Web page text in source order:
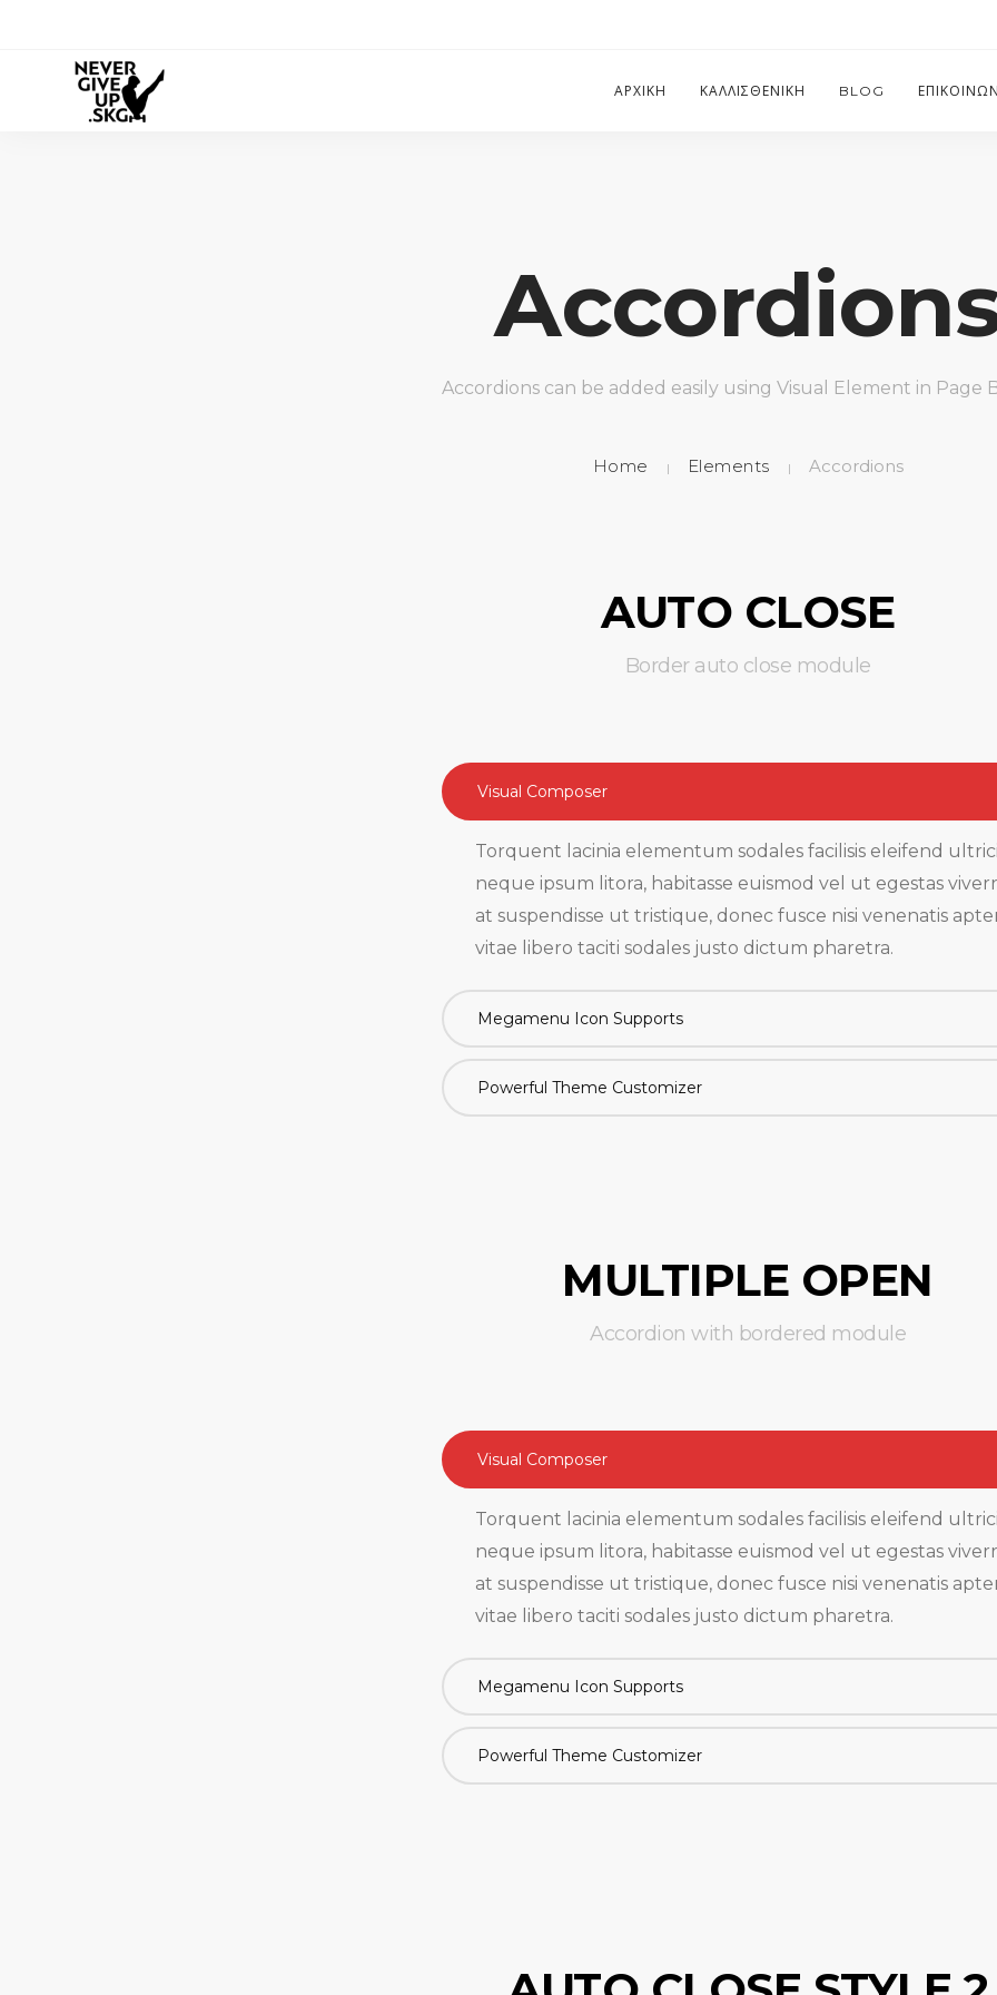
ΑΡΧΙΚΗ ΚΑΛΛΙΣΘΕΝΙΚΗ BLOG
Accordions can be added easily using Visual Element in Page
Home Elements Accordions
AUTO CLOSE
Border auto close module
Visual Composer
Torquent lacinia elementum sodales facilisis eleifend
neque ipsum litora, habitasse euismod vel ut egestas
at suspendisse ut tristique, donec fusce nisi venenatis
vitae libero taciti sodales justo dictum pharetra.
Megamenu Icon Supports
Powerful Theme Customizer
MULTIPLE OPEN
Accordion with bordered module
Visual Composer
Torquent lacinia elementum sodales facilisis eleifend
neque ipsum litora, habitasse euismod vel ut egestas
at suspendisse ut tristique, donec fusce nisi venenatis
vitae libero taciti sodales justo dictum pharetra.
Megamenu Icon Supports
Powerful Theme Customizer